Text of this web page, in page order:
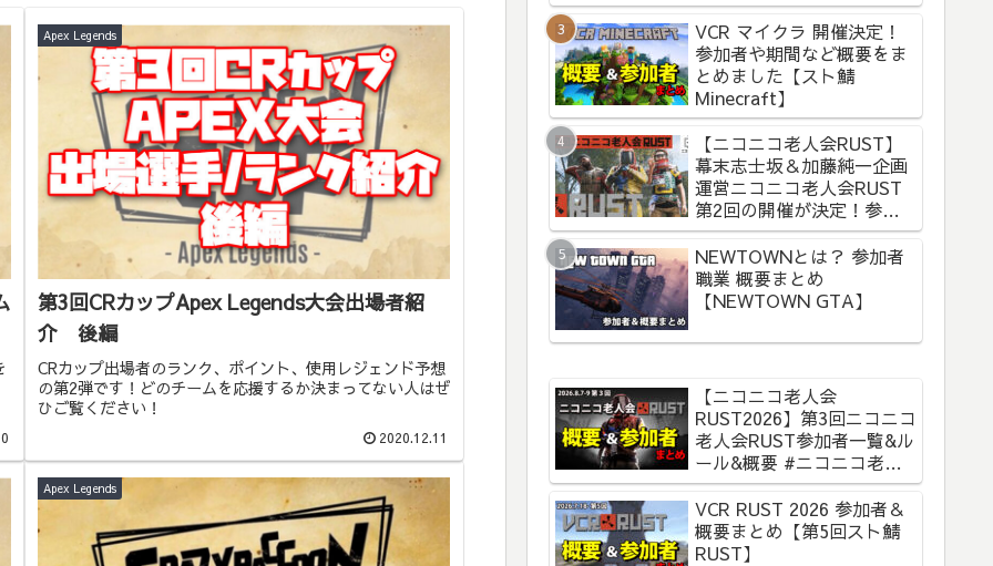
Apex Legends
第3回CRカップApex Legends大会出場者紹
介 後編
CRカップ出場者のランク、ポイント、使用レジェンド予想
の第2弾です！どのチームを応援するか決まってない人はぜ
ひご覧ください！
2020.12.11
Apex Legends
VCR マイクラ 開催決定！
参加者や期間など概要をま
とめました【スト鯖
Minecraft】
【ニコニコ老人会RUST】
幕末志士坂＆加藤純一企画
運営ニコニコ老人会RUST
第2回の開催が決定！参加
者と概要まとめ
NEWTOWNとは？ 参加者
職業 概要まとめ
【NEWTOWN GTA】
【ニコニコ老人会
RUST2026】第3回ニコニコ
老人会RUST参加者一覧&ル
ール&概要 #ニコニコ老人
会RUST
VCR RUST 2026 参加者＆
概要まとめ【第5回スト鯖
RUST】